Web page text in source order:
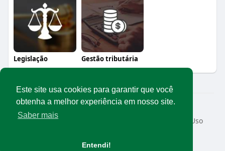
Este site usa cookies para garantir que você
obtenha a melhor experiência em nosso site.
Saber mais
Entendi!
Legislação Gestão tributária
© 2026 Rede Abrasel
Início
Sobre
Termos de Uso